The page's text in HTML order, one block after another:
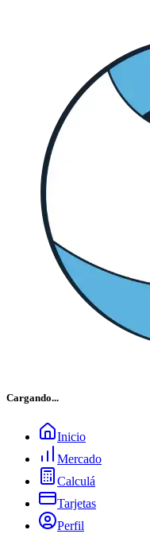
Cargando...
Inicio
Mercado
Calculá
Tarjetas
Perfil